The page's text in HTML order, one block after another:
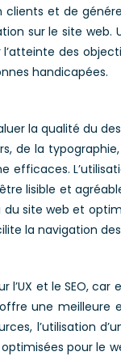
et de
sur le site
des
handicapées.
la qualité du
de la
lisible et
site web et
la navigation
et le SEO,
une
l’utilisation
pour le